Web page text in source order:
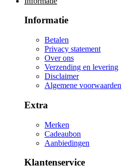
Informatie
Betalen
Privacy statement
Over ons
Verzending en levering
Disclaimer
Algemene voorwaarden
Extra
Merken
Cadeaubon
Aanbiedingen
Klantenservice